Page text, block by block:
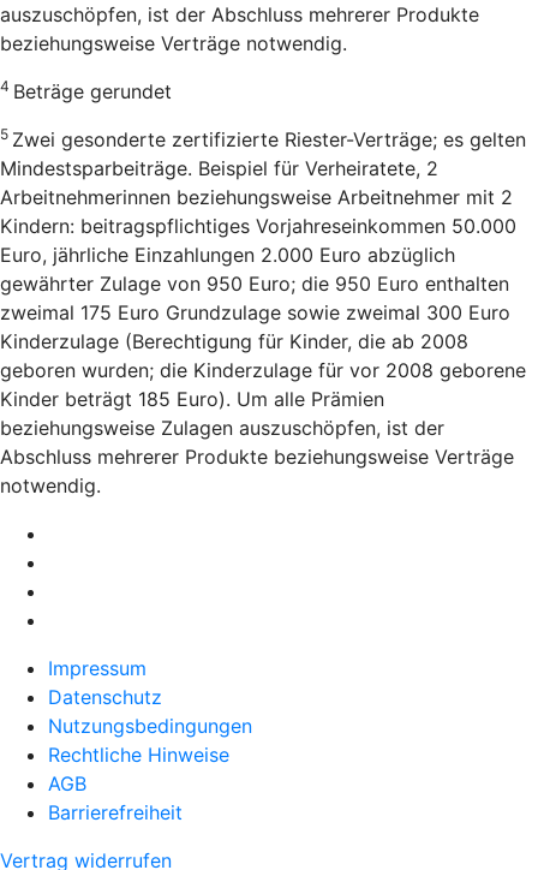
auszuschöpfen, ist der Abschluss mehrerer Produkte
beziehungsweise Verträge notwendig.
4 Beträge gerundet
5 Zwei gesonderte zertifizierte Riester-Verträge; es gelten
Mindestsparbeiträge. Beispiel für Verheiratete, 2
Arbeitnehmerinnen beziehungsweise Arbeitnehmer mit 2
Kindern: beitragspflichtiges Vorjahreseinkommen 50.000
Euro, jährliche Einzahlungen 2.000 Euro abzüglich
gewährter Zulage von 950 Euro; die 950 Euro enthalten
zweimal 175 Euro Grundzulage sowie zweimal 300 Euro
Kinderzulage (Berechtigung für Kinder, die ab 2008
geboren wurden; die Kinderzulage für vor 2008 geborene
Kinder beträgt 185 Euro). Um alle Prämien
beziehungsweise Zulagen auszuschöpfen, ist der
Abschluss mehrerer Produkte beziehungsweise Verträge
notwendig.
Impressum
Datenschutz
Nutzungsbedingungen
Rechtliche Hinweise
AGB
Barrierefreiheit
Vertrag widerrufen